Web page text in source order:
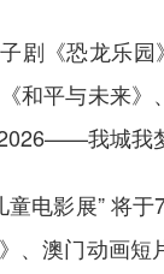
《恐龙乐园
和平与未来
我城我
电影展” 将于
、澳门动画